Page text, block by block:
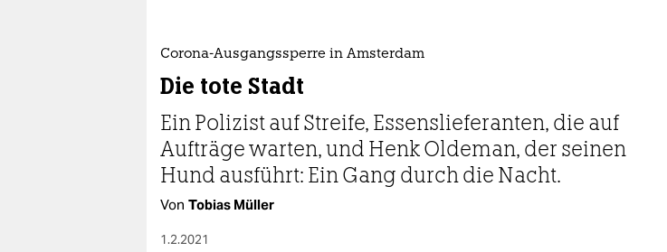
Corona-Ausgangssperre in Amsterdam
Die tote Stadt
Ein Polizist auf Streife, Essens­lieferanten, die auf
Aufträge warten, und Henk Oldeman, der seinen
Hund aus­führt: Ein Gang durch die Nacht.
Von Tobias Müller
1.2.2021